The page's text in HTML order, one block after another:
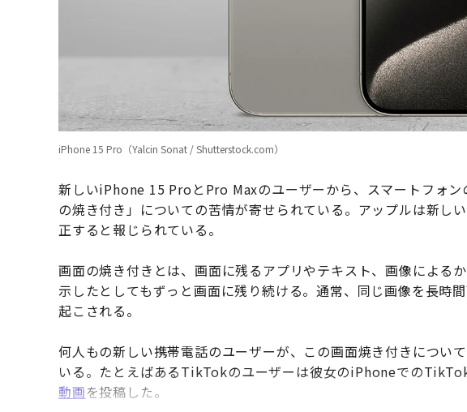
iPhone 15 Pro（Yalcin Sonat / Shutterstock.com）
新しいiPhone 15 ProとPro Maxのユーザーから、スマートフォ
の焼き付き」についての苦情が寄せられている。アップルは新し
正すると報じられている。
画面の焼き付きとは、画面に残るアプリやテキスト、画像による
示したとしてもずっと画面に残り続ける。通常、同じ画像を長時
起こされる。
何人もの新しい携帯電話のユーザーが、この画面焼き付きについ
いる。たとえばあるTikTokのユーザーは彼女のiPhoneでの
動画を投稿した。